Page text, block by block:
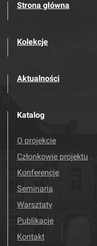
Strona główna
Kolekcje
Aktualności
Katalog
O projekcie
Członkowie projektu
Konferencje
Seminaria
Warsztaty
Publikacje
Kontakt